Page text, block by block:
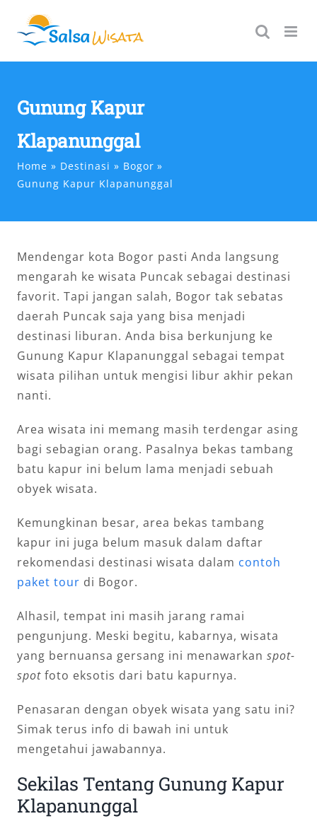
content
Gunung Kapur
Klapanunggal
Home Destinasi
Bogor
Gunung Kapur Klapanunggal
Mendengar kota Bogor pasti Anda langsung
mengarah ke wisata Puncak sebagai destinasi
favorit. Tapi jangan salah, Bogor tak sebatas
daerah Puncak saja yang bisa menjadi
destinasi liburan. Anda bisa berkunjung ke
Gunung Kapur Klapanunggal sebagai tempat
wisata pilihan untuk mengisi libur akhir pekan
nanti.
Area wisata ini memang masih terdengar asing
bagi sebagian orang. Pasalnya bekas tambang
batu kapur ini belum lama menjadi sebuah
obyek wisata.
Kemungkinan besar, area bekas tambang
kapur ini juga belum masuk dalam daftar
rekomendasi destinasi wisata dalam contoh
paket tour di Bogor.
Alhasil, tempat ini masih jarang ramai
pengunjung. Meski begitu, kabarnya, wisata
yang bernuansa gersang ini menawarkan spot-
spot foto eksotis dari batu kapurnya.
Penasaran dengan obyek wisata yang satu ini?
Simak terus info di bawah ini untuk
mengetahui jawabannya.
Sekilas Tentang Gunung Kapur
Klapanunggal